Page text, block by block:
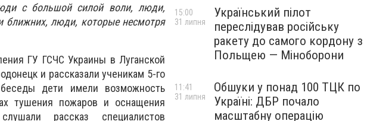
с большой силой воли, люди,
ближних, люди, которые несмотря
ГУ ГСЧС Украины в Луганской
и рассказали ученикам 5-го
дети имели возможность
тушения пожаров и оснащения
рассказ специалистов
Український пілот
переслідував російську
ракету до самого кордону з
Польщею — Міноборони
15:00
31 липня
Обшуки у понад 100 ТЦК по
Україні: ДБР почало
масштабну операцію
11:41
31 липня